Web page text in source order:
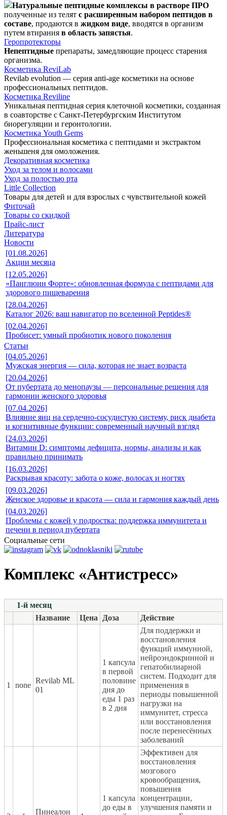
Натуральные пептидные комплексы в растворе ПРО
полученные из телят с расширенным набором пептидов в
составе, продаются в жидком виде, вводятся в организм
путем втирания в область запястья.
Геропротекторы
Непептидные препараты, замедляющие процесс старения
организма.
Косметика ReviLab
Revilab evolution — серия anti-age косметики на основе
профессиональных пептидов.
Косметика Reviline
Уникальная пептидная серия клеточной косметики, созданная
в соавторстве с Санкт-Петербургским Институтом
биорегуляции и геронтологии.
Косметика Youth Gems
Профессиональная косметика с пептидами и экстрактом
женьшеня для омоложения.
Декоративная косметика
Уход за телом и волосами
Уход за полостью рта
Little Collection
Товары для детей и для взрослых с чувствительной кожей
Фиточай
Товары со скидкой
Прайс-лист
Литература
Новости
[01.08.2026]
Акции месяца
[12.05.2026]
«Панглюин Форте»: обновленная формула с пептидами для
здорового пищеварения
[28.04.2026]
Каталог 2026: ваш навигатор по вселенной Peptides®
[02.04.2026]
Пробисет: умный пробиотик нового поколения
Статьи
[04.05.2026]
Мужская энергия — сила, которая не знает возраста
[20.04.2026]
От пубертата до менопаузы — персональные решения для
гармонии женского здоровья
[07.04.2026]
Влияние яиц на сердечно-сосудистую систему, риск диабета
и когнитивные функции: современный научный взгляд
[24.03.2026]
Витамин D: симптомы дефицита, нормы, анализы и как
правильно принимать
[16.03.2026]
Раскрывая красоту: забота о коже, волосах и ногтях
[09.03.2026]
Женское здоровье и красота — сила и гармония каждый день
[04.03.2026]
Проблемы с кожей у подростка: поддержка иммунитета и
печени в период пубертата
Социальные сети
Комплекс «Антистресс»
1-й месяц
Название
Цена Доза Действие
1 none
Revilab ML
01
1 капсула
в первой
половине
дня до
еды 1 раз
в 2 дня
Для поддержки и
восстановления
функций иммунной,
нейроэндокринной и
гепатобилиарной
систем. Подходит для
применения в
периоды повышенной
нагрузки на
иммунитет, стресса
или восстановления
после перенесённых
заболеваний
Пинеалон
1 капсула
до еды в
Эффективен для
восстановления
мозгового
кровообращения,
повышения
концентрации,
улучшения памяти и